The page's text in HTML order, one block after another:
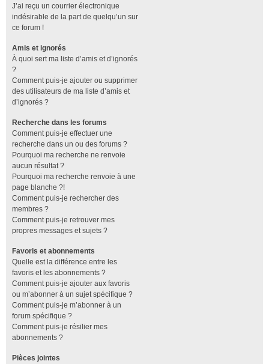
J’ai reçu un courrier électronique
indésirable de la part de quelqu’un sur
ce forum !
Amis et ignorés
À quoi sert ma liste d’amis et d’ignorés
?
Comment puis-je ajouter ou supprimer
des utilisateurs de ma liste d’amis et
d’ignorés ?
Recherche dans les forums
Comment puis-je effectuer une
recherche dans un ou des forums ?
Pourquoi ma recherche ne renvoie
aucun résultat ?
Pourquoi ma recherche renvoie à une
page blanche ?!
Comment puis-je rechercher des
membres ?
Comment puis-je retrouver mes
propres messages et sujets ?
Favoris et abonnements
Quelle est la différence entre les
favoris et les abonnements ?
Comment puis-je ajouter aux favoris
ou m’abonner à un sujet spécifique ?
Comment puis-je m’abonner à un
forum spécifique ?
Comment puis-je résilier mes
abonnements ?
Pièces jointes